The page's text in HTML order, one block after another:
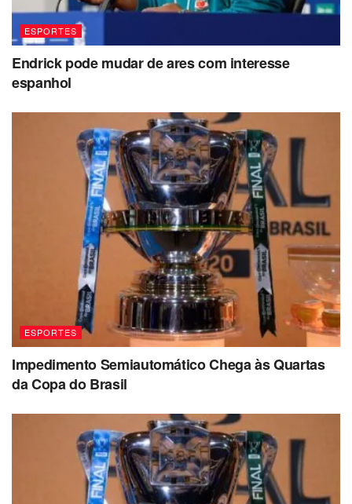
ESPORTES
Endrick pode mudar de ares com interesse
espanhol
ESPORTES
Impedimento Semiautomático Chega às Quartas
da Copa do Brasil